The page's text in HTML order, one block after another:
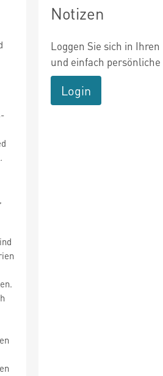
Notizen
Loggen Sie sich in
und einfach
Login